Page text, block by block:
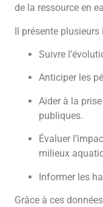
de la ressource en
Il présente
Suivre
Anticiper les
Aider à la
publiques.
Évaluer
milieux
Informer les
Grâce à ces